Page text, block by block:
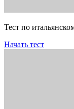
Тест по
Начать тест